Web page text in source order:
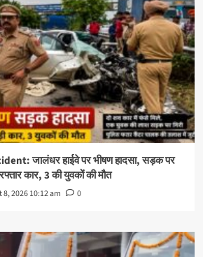
जालंधर हाईवे पर भीषण हादसा, सड़क पर
कार, 3 की युवकों की मौत
2026 10:12 am 0